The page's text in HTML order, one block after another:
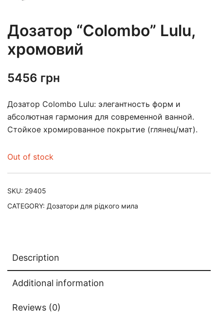
Дозатор “Colombo” Lulu,
хромовий
5456 грн
Дозатор Colombo Lulu: элегантность форм и
абсолютная гармония для современной ванной.
Стойкое хромированное покрытие (глянец/мат).
Out of stock
SKU: 29405
CATEGORY: Дозатори для рідкого мила
Description
Additional information
Reviews (0)